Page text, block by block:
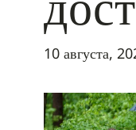
10 августа,